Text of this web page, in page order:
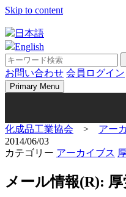
Skip to content
日本語
English
お問い合わせ 会員ログイン
Primary Menu
化成品工業協会 > アー
2014/06/03
カテゴリー アーカイブス
メール情報(R):